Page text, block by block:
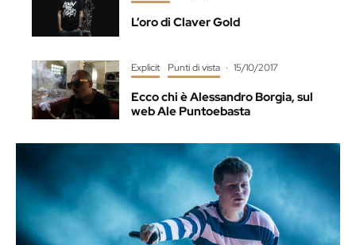
L’oro di Claver Gold
Explicit Punti di vista · 15/10/2017
Ecco chi è Alessandro Borgia, sul
web Ale Puntoebasta